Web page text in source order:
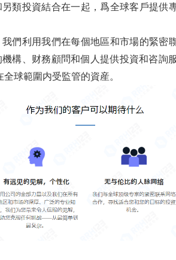
類投資結合在一起，爲全球客戶提供
們利用我們在每個地區和市場的緊密
機構、财務顧問和個人提供投資和咨
球範圍内受監管的資産。